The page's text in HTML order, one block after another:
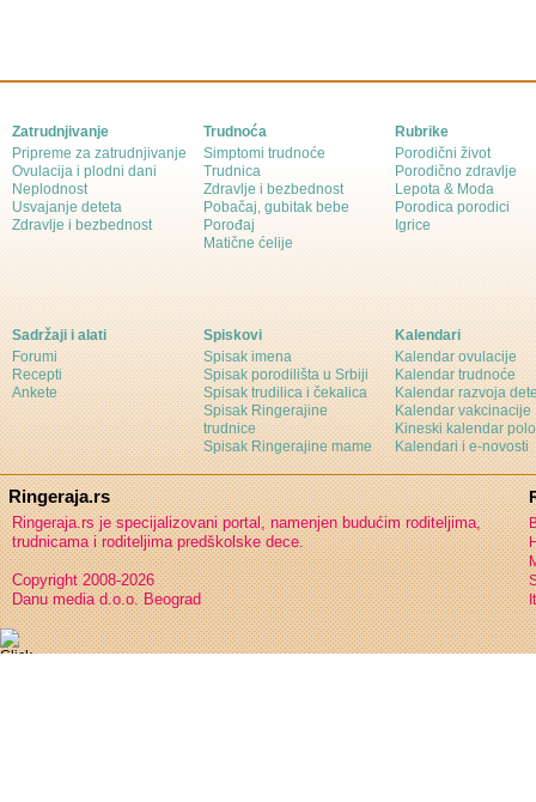
Zatrudnjivanje
Pripreme za zatrudnjivanje
Ovulacija i plodni dani
Neplodnost
Usvajanje deteta
Zdravlje i bezbednost
Trudnoća
Simptomi trudnoće
Trudnica
Zdravlje i bezbednost
Pobačaj, gubitak bebe
Porođaj
Matične ćelije
Rubrike
Porodični život
Porodično zdravlje
Lepota & Moda
Porodica porodici
Igrice
Sadržaji i alati
Forumi
Recepti
Ankete
Spiskovi
Spisak imena
Spisak porodilišta u Srbiji
Spisak trudilica i čekalica
Spisak Ringerajine
trudnice
Spisak Ringerajine mame
Kalendari
Kalendar ovulacije
Kalendar trudnoće
Kalendar razvoja
Kalendar vakcinacije
Kineski kalendar
Kalendari i e-novosti
Ringeraja.rs
Ringeraja.rs je specijalizovani portal, namenjen budućim roditeljima,
trudnicama i roditeljima predškolske dece.
Copyright 2008-2026
Danu media d.o.o. Beograd